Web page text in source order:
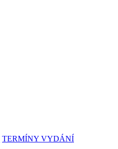
TERMÍNY VYDÁNÍ